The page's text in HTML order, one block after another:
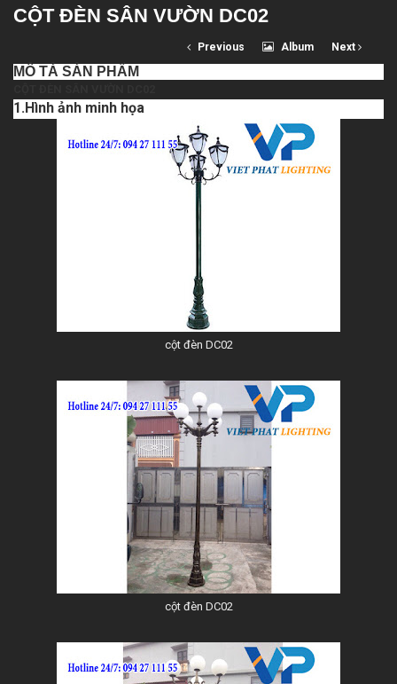
CỘT ĐÈN SÂN VƯỜN DC02
Previous Album Next
MÔ TẢ SẢN PHẨM
1.Hình ảnh minh họa
cột đèn DC02
cột đèn DC02